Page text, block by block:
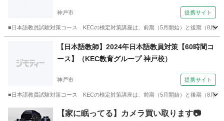
神戸市 提携サイト
■日本語教員試験対策コース KECの検定対策講座は、前期（5月開始）と後期（8月
その他
【日本語教師】2024年日本語教員対策【60時間コ
ース】（KEC教育グループ 神戸校）
神戸市 提携サイト
■日本語教員試験対策コース KECの検定対策講座は、前期（5月開始）と後期（8月
神戸市 その他
【家に眠ってる】カメラ買い取ります📷